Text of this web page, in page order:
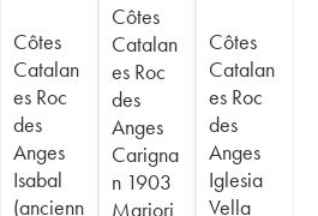
Côtes
Catalan
es Roc
des
Anges
Isabal
(ancienn
Côtes
Catalan
es Roc
des
Anges
Carigna
n 1903
Marjori
Côtes
Catalan
es Roc
des
Anges
Iglesia
Vella